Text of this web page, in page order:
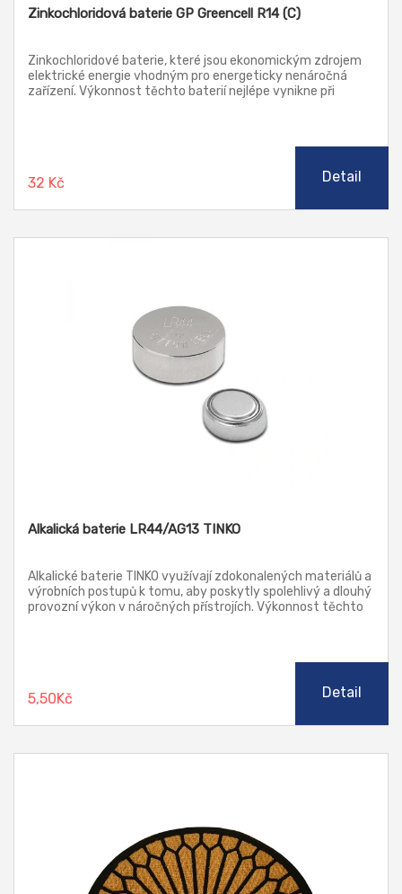
Zinkochloridová baterie GP Greencell R14 (C)
Zinkochloridové baterie, které jsou ekonomickým zdrojem
elektrické energie vhodným pro energeticky nenáročná
zařízení. Výkonnost těchto baterií nejlépe vynikne při
32 Kč Detail
Alkalická baterie LR44/AG13 TINKO
Alkalické baterie TINKO využívají zdokonalených materiálů a
výrobních postupů k tomu, aby poskytly spolehlivý a dlouhý
provozní výkon v náročných přístrojích. Výkonnost těchto
5,50Kč Detail